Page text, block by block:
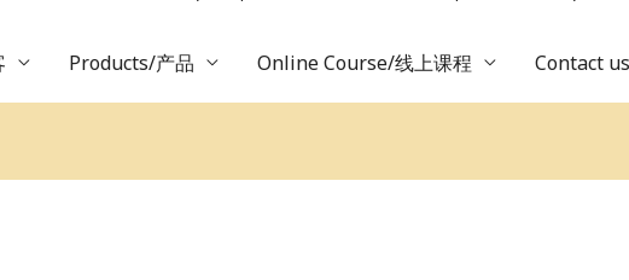
Products/产品 Online Course/线上课程 Contact